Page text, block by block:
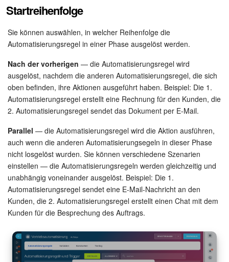
BI-Builder
Automatisierung
Workflows
Mitarbeiter
Onlineshop
Websites
Anwendungen
Wissensbasis
Videokonferenzen
Telefonie
Startreihenfolge
Sie können auswählen, in welcher Reihenfolge die
Automatisierungsregel in einer Phase ausgelöst werden.
Nach der vorherigen — die Automatisierungsregel wird
ausgelöst, nachdem die anderen Automatisierungsregel, die sich
oben befinden, ihre Aktionen ausgeführt haben. Beispiel: Die 1.
Automatisierungsregel erstellt eine Rechnung für den Kunden, die
2. Automatisierungsregel sendet das Dokument per E-Mail.
Parallel — die Automatisierungsregel wird die Aktion ausführen,
auch wenn die anderen Automatisierungsegeln in dieser Phase
nicht losgelöst wurden. Sie können verschiedene Szenarien
einstellen — die Automatisierungsregeln werden gleichzeitig und
unabhängig voneinander ausgelöst. Beispiel: Die 1.
Automatisierungsregel sendet eine E-Mail-Nachricht an den
Kunden, die 2. Automatisierungsregel erstellt einen Chat mit dem
Kunden für die Besprechung des Auftrags.